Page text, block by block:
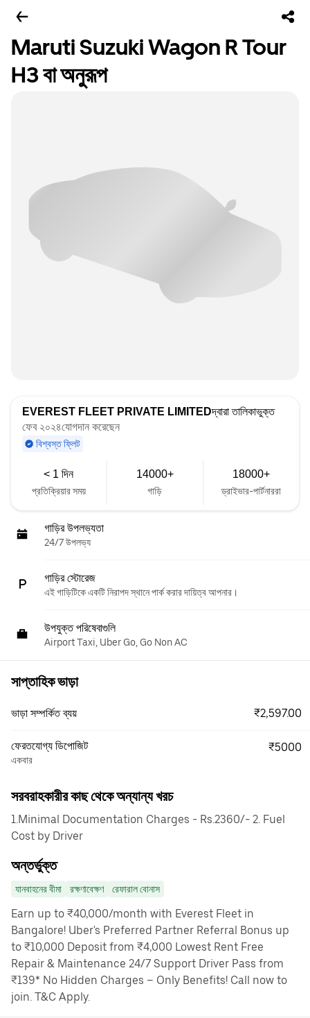
Maruti Suzuki Wagon R Tour
H3 বা অনুরূপ
EVEREST FLEET PRIVATE LIMITEDদ্বারা তালিকাভুক্ত
ফেব ২০২৪যোগদান করেছেন
বিশ্বস্ত ফ্লিট
< 1 দিন
প্রতিক্রিয়ার সময়
14000+
গাড়ি
18000+
ড্রাইভার-পার্টনাররা
গাড়ির উপলভ্যতা
24/7 উপলভ্য
গাড়ির স্টোরেজ
এই গাড়িটিকে একটি নিরাপদ স্থানে পার্ক করার দায়িত্ব আপনার।
উপযুক্ত পরিষেবাগুলি
Airport Taxi, Uber Go, Go Non AC
সাপ্তাহিক ভাড়া
ভাড়া সম্পর্কিত ব্যয় ₹2,597.00
ফেরতযোগ্য ডিপোজিট
একবার
₹5000
সরবরাহকারীর কাছ থেকে অন্যান্য খরচ
1.Minimal Documentation Charges - Rs.2360/- 2. Fuel
Cost by Driver
অন্তর্ভুক্ত
যানবাহনের বীমা রক্ষণাবেক্ষণ রেফারাল বোনাস
Earn up to ₹40,000/month with Everest Fleet in
Bangalore! Uber's Preferred Partner Referral Bonus up
to ₹10,000 Deposit from ₹4,000 Lowest Rent Free
Repair & Maintenance 24/7 Support Driver Pass from
₹139* No Hidden Charges – Only Benefits! Call now to
join. T&C Apply.